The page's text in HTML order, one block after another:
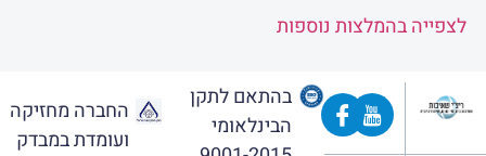
לצפייה בהמלצות נוספות
בהתאם לתקן
הבינלאומי
החברה מחזיקה
ועומדת במבדק